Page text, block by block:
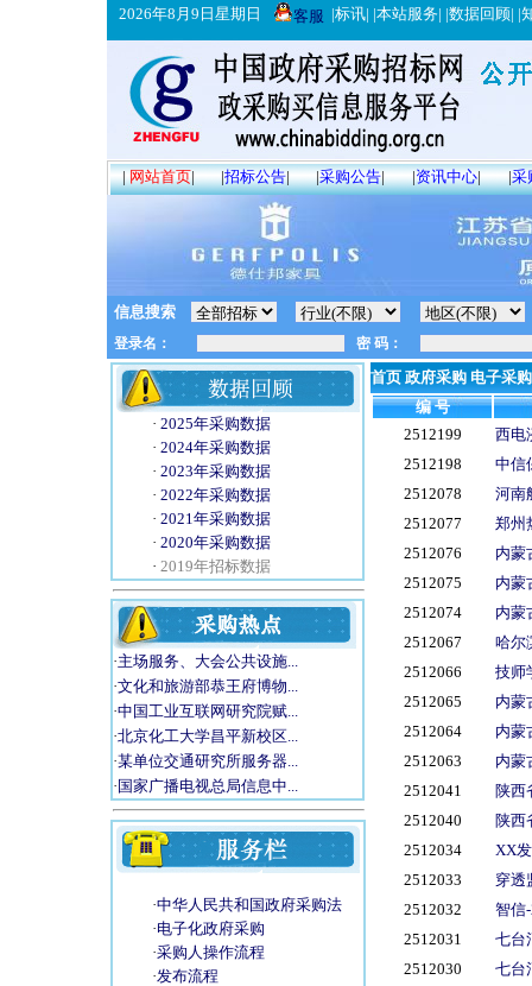
2026年8月9日星期日 客服 |标讯| |本站服务| |数据回顾| |
|网站首页| |招标公告| |采购公告| |资讯中心| |采
信息搜索
· 2025年采购数据
· 2024年采购数据
· 2023年采购数据
· 2022年采购数据
· 2021年采购数据
· 2020年采购数据
· 2019年招标数据
·主场服务、大会公共设施...
·文化和旅游部恭王府博物...
·中国工业互联网研究院赋...
·北京化工大学昌平新校区...
·某单位交通研究所服务器...
· 国家广播电视总局信息中...
·中华人民共和国政府采购法
·电子化政府采购
·采购人操作流程
·发布流程
首页 政府采购 电子采购
编 号
2512199
西电
2512198
中信
2512078
河南
2512077
郑州
2512076
内蒙
2512075
内蒙
2512074
内蒙
2512067
哈尔
2512066
技师
2512065
内蒙
2512064
内蒙
2512063
内蒙
2512041
陕西
2512040
陕西
2512034
XX
2512033
穿透
2512032
智信
2512031
七台
2512030
七台